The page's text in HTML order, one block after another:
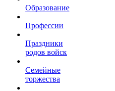
Образование
Профессии
Праздники
родов войск
Семейные
торжества